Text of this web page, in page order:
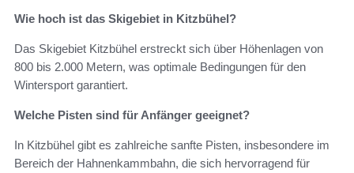
Wie hoch ist das Skigebiet in Kitzbühel?
Das Skigebiet Kitzbühel erstreckt sich über Höhenlagen von
800 bis 2.000 Metern, was optimale Bedingungen für den
Wintersport garantiert.
Welche Pisten sind für Anfänger geeignet?
In Kitzbühel gibt es zahlreiche sanfte Pisten, insbesondere im
Bereich der Hahnenkammbahn, die sich hervorragend für